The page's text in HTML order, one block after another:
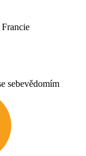
sebevědomím